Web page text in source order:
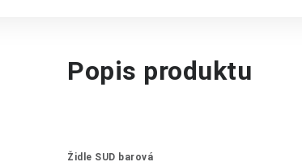
Popis produktu
Židle SUD barová